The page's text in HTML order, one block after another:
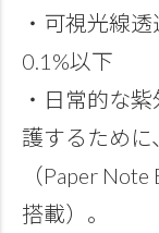
・可視光線
0.1%以下
・日常的な
護するため
（Paper
搭載）。